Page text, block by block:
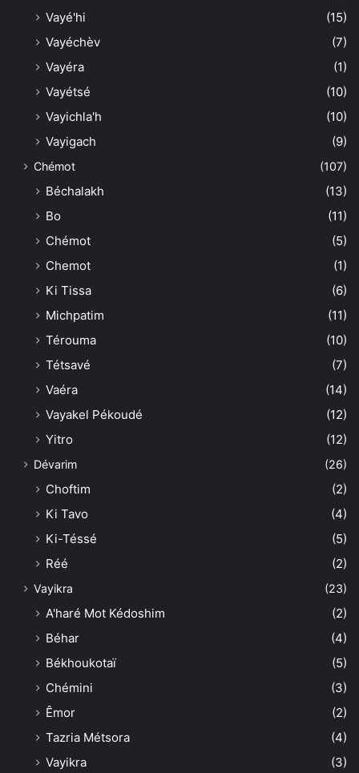
Vayé'hi
(15)
Vayéchèv
(7)
Vayéra
(1)
Vayétsé
(10)
Vayichla'h
(10)
Vayigach
(9)
Chémot (107)
Béchalakh
(13)
Bo
(11)
Chémot
(5)
Chemot
(1)
Ki Tissa
(6)
Michpatim
(11)
Térouma
(10)
Tétsavé
(7)
Vaéra
(14)
Vayakel Pékoudé
(12)
Yitro
(12)
Dévarim (26)
Choftim
(2)
Ki Tavo
(4)
Ki-Téssé
(5)
Réé
(2)
Vayikra (23)
A'haré Mot Kédoshim
(2)
Béhar
(4)
Békhoukotaï
(5)
Chémini
(3)
Êmor
(2)
Tazria Métsora
(4)
Vayikra
(3)